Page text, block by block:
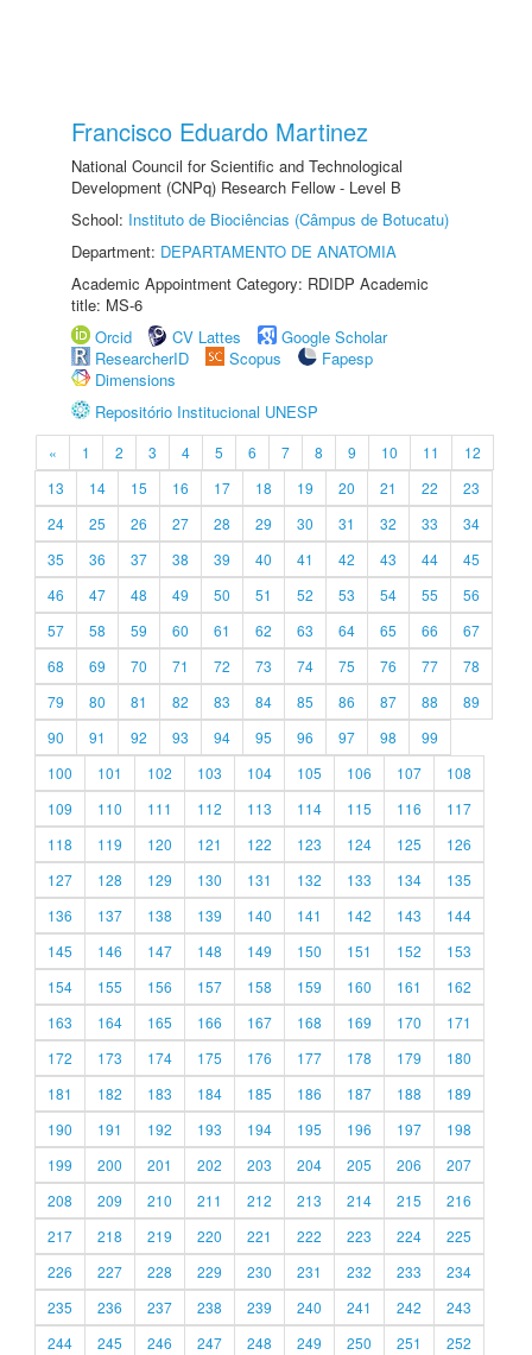
Francisco Eduardo Martinez
National Council for Scientific and Technological
Development (CNPq) Research Fellow - Level B
School: Instituto de Biociências (Câmpus de Botucatu)
Department: DEPARTAMENTO DE ANATOMIA
Academic Appointment Category: RDIDP Academic
title: MS-6
Orcid
CV Lattes
Google Scholar
ResearcherID
Scopus
Fapesp
Dimensions
Repositório Institucional UNESP
« 1 2 3 4 5 6 7 8 9 10 11
12
13
14 15 16 17 18 19 20 21 22
23
24
25 26 27 28 29 30 31 32 33
34
35
36 37 38 39 40 41 42 43 44
45
46
47 48 49 50 51 52 53 54 55
56
57
58 59 60 61 62 63 64 65 66
67
68
69 70 71 72 73 74 75 76 77
78
79
80 81 82 83 84 85 86 87 88
89
90
91 92 93 94 95 96 97 98
99
100
101 102 103 104 105 106 107
108
109
110 111 112 113 114 115 116
117
118
119 120 121 122 123 124 125
126
127
128 129 130 131 132 133 134
135
136
137 138 139 140 141 142 143
144
145
146 147 148 149 150 151 152
153
154
155 156 157 158 159 160 161
162
163
164 165 166 167 168 169 170
171
172
173 174 175 176 177 178 179
180
181
182 183 184 185 186 187 188
189
190
191 192 193 194 195 196 197
198
199
200 201 202 203 204 205 206
207
208
209 210 211 212 213 214 215
216
217
218 219 220 221 222 223 224
225
226
227 228 229 230 231 232 233
234
235
236 237 238 239 240 241 242
243
244
245 246 247 248 249 250 251 252